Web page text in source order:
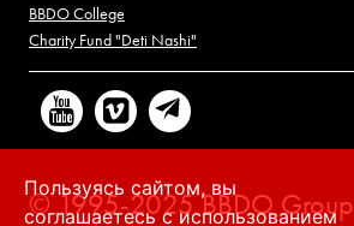
BBDO College
Charity Fund "Deti Nashi"
© 1995-2025 BBDO Group
Пользуясь сайтом, вы
соглашаетесь с использованием